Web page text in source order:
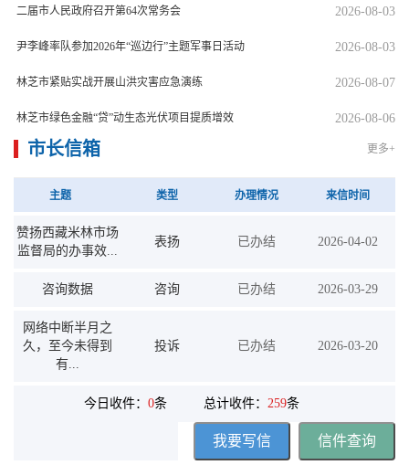
2026-08-03
二届市人民政府召开第64次常务会
2026-08-03
尹李峰率队参加2026年“巡边行”主题军事日活动
2026-08-07
林芝市紧贴实战开展山洪灾害应急演练
2026-08-06
林芝市绿色金融“贷”动生态光伏项目提质增效
市长信箱 更多+
主题 类型 办理情况 来信时间
赞扬西藏米林市场
监督局的办事效...
表扬 已办结 2026-04-02
咨询数据 咨询 已办结 2026-03-29
网络中断半月之
久，至今未得到
有...
投诉 已办结 2026-03-20
今日收件： 0条 总计收件： 259条